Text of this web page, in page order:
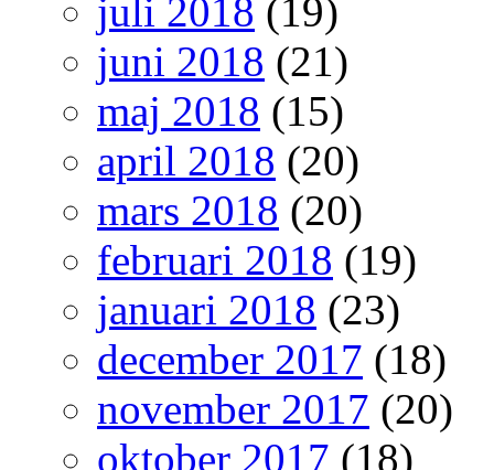
juli 2018 (19)
juni 2018 (21)
maj 2018 (15)
april 2018 (20)
mars 2018 (20)
februari 2018 (19)
januari 2018 (23)
december 2017 (18)
november 2017 (20)
oktober 2017 (18)